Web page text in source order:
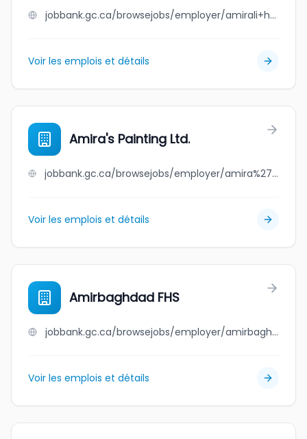
jobbank.gc.ca/browsejobs/employer/amirali+hezarkhani/ca
Voir les emplois et détails
Amira's Painting Ltd.
jobbank.gc.ca/browsejobs/employer/amira%27s+painting+ltd./ca
Voir les emplois et détails
Amirbaghdad FHS
jobbank.gc.ca/browsejobs/employer/amirbaghdad+fhs/ca
Voir les emplois et détails